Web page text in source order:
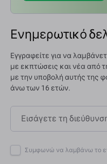
Ενημερωτικό
Εγγραφείτε για να
με εκπτώσεις και νέα από
με την υποβολή αυτής της
άνω των 16 ετών.
Συμφωνώ να λαμβάνω το